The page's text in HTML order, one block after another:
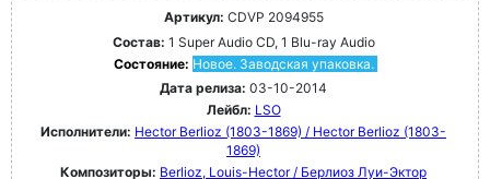
Артикул: CDVP 2094955
Состав: 1 Super Audio CD, 1 Blu-ray Audio
Состояние: Новое. Заводская упаковка.
Дата релиза: 03-10-2014
Лейбл: LSO
Исполнители: Hector Berlioz (1803-1869) / Hector Berlioz (1803-
1869)
Композиторы: Berlioz, Louis-Hector / Берлиоз Луи-Эктор